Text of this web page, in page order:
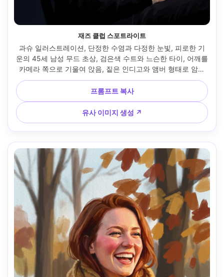
재즈 클럽 스포트라이트
과슈 일러스트레이션, 단정한 수염과 다정한 눈빛, 피로한 기
운의 45세 남성 무드 초상, 검은색 수트와 느슨한 타이, 어깨를
카메라 쪽으로 기울여 앉음, 짙은 인디고와 앰버 형태로 암시
된 재즈 클럽 배경, 단일 스포트라이트가 강한 명암 조형, 눈에
띄는 붓터치의 매트 과슈 레이어, 연기 안의 부드러운 페더 경
계, 광대뼈의 날카로운 하이라이트, 영화적이고 서정적인 무드
--ar 4:5
프롬프트 복사
유사 이미지 생성 ↗